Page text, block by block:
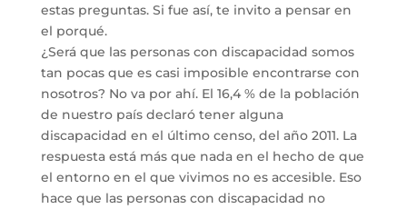
estas preguntas. Si fue así, te invito a pensar en
el porqué.
¿Será que las personas con discapacidad somos
tan pocas que es casi imposible encontrarse con
nosotros? No va por ahí. El 16,4 % de la población
de nuestro país declaró tener alguna
discapacidad en el último censo, del año 2011. La
respuesta está más que nada en el hecho de que
el entorno en el que vivimos no es accesible. Eso
hace que las personas con discapacidad no